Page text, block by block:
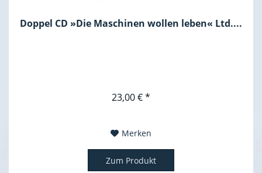
Doppel CD »Die Maschinen wollen leben« Ltd....
23,00 € *
Merken
Zum Produkt